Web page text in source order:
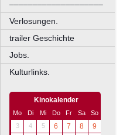
––––––––––––––––––––
Verlosungen.
trailer Geschichte
Jobs.
Kulturlinks.
Kinokalender
Mo Di Mi Do Fr Sa
So
3
4 5 6 7 8
9